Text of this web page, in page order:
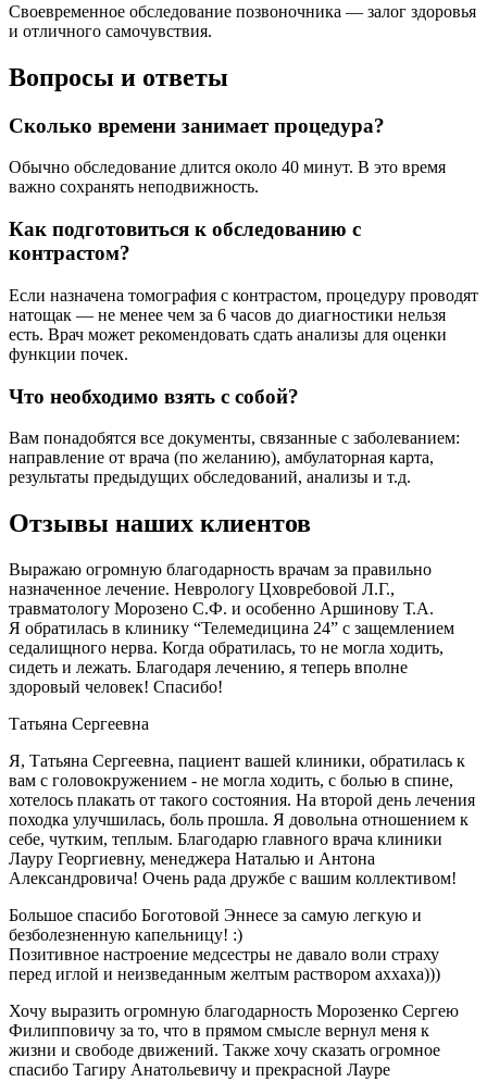
Своевременное обследование позвоночника — залог здоровья
и отличного самочувствия.
Вопросы и ответы
Сколько времени занимает процедура?
Обычно обследование длится около 40 минут. В это время
важно сохранять неподвижность.
Как подготовиться к обследованию с
контрастом?
Если назначена томография с контрастом, процедуру проводят
натощак — не менее чем за 6 часов до диагностики нельзя
есть. Врач может рекомендовать сдать анализы для оценки
функции почек.
Что необходимо взять с собой?
Вам понадобятся все документы, связанные с заболеванием:
направление от врача (по желанию), амбулаторная карта,
результаты предыдущих обследований, анализы и т.д.
Отзывы наших клиентов
Выражаю огромную благодарность врачам за правильно
назначенное лечение. Неврологу Цховребовой Л.Г.,
травматологу Морозено С.Ф. и особенно Аршинову Т.А.
Я обратилась в клинику “Телемедицина 24” с защемлением
седалищного нерва. Когда обратилась, то не могла ходить,
сидеть и лежать. Благодаря лечению, я теперь вполне
здоровый человек! Спасибо!
Татьяна Сергеевна
Я, Татьяна Сергеевна, пациент вашей клиники, обратилась к
вам с головокружением - не могла ходить, с болью в спине,
хотелось плакать от такого состояния. На второй день лечения
походка улучшилась, боль прошла. Я довольна отношением к
себе, чутким, теплым. Благодарю главного врача клиники
Лауру Георгиевну, менеджера Наталью и Антона
Александровича! Очень рада дружбе с вашим коллективом!
Большое спасибо Боготовой Эннесе за самую легкую и
безболезненную капельницу! :)
Позитивное настроение медсестры не давало воли страху
перед иглой и неизведанным желтым раствором аххаха)))
Хочу выразить огромную благодарность Морозенко Сергею
Филипповичу за то, что в прямом смысле вернул меня к
жизни и свободе движений. Также хочу сказать огромное
спасибо Тагиру Анатольевичу и прекрасной Лауре